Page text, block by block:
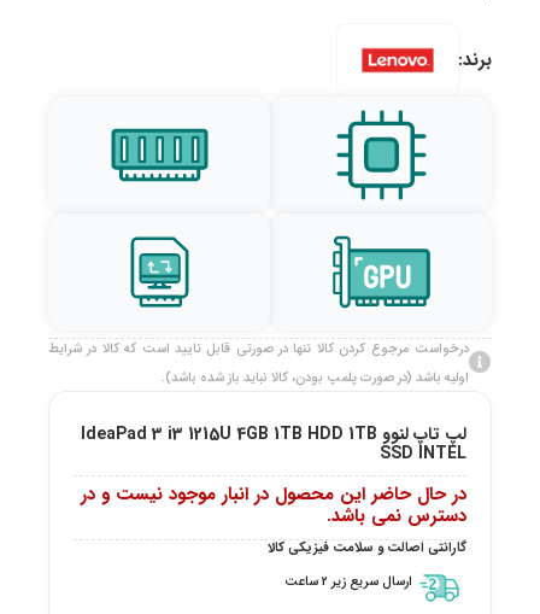
برند:
درخواست مرجوع کردن کالا تنها در صورتی قابل تایید است که کالا در شرایط
اولیه باشد (در صورت پلمپ بودن، کالا نباید باز شده باشد).
لپ تاپ لنوو IdeaPad 3 i3 1215U 4GB 1TB HDD 1TB
SSD INTEL
در حال حاضر این محصول در انبار موجود نیست و در
دسترس نمی باشد.
گارانتی اصالت و سلامت فیزیکی کالا
ارسال سریع زیر 2 ساعت